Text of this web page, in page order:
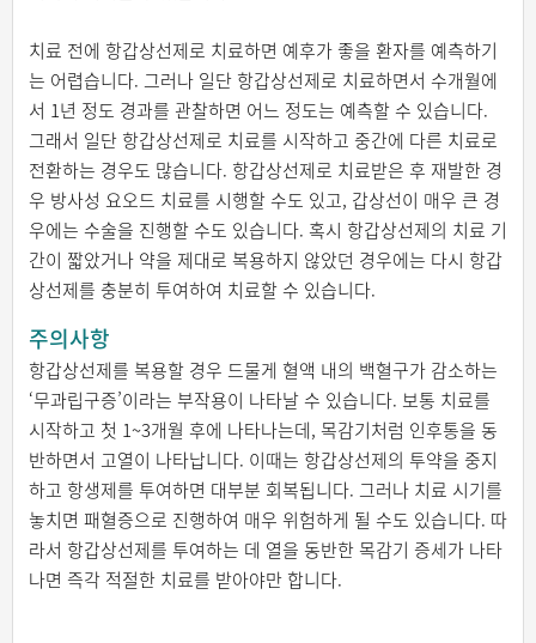
치료 전에 항갑상선제로 치료하면 예후가 좋을 환자를 예측하기
는 어렵습니다. 그러나 일단 항갑상선제로 치료하면서 수개월에
서 1년 정도 경과를 관찰하면 어느 정도는 예측할 수 있습니다.
그래서 일단 항갑상선제로 치료를 시작하고 중간에 다른 치료로
전환하는 경우도 많습니다. 항갑상선제로 치료받은 후 재발한 경
우 방사성 요오드 치료를 시행할 수도 있고, 갑상선이 매우 큰 경
우에는 수술을 진행할 수도 있습니다. 혹시 항갑상선제의 치료 기
간이 짧았거나 약을 제대로 복용하지 않았던 경우에는 다시 항갑
상선제를 충분히 투여하여 치료할 수 있습니다.
주의사항
항갑상선제를 복용할 경우 드물게 혈액 내의 백혈구가 감소하는
‘무과립구증’이라는 부작용이 나타날 수 있습니다. 보통 치료를
시작하고 첫 1~3개월 후에 나타나는데, 목감기처럼 인후통을 동
반하면서 고열이 나타납니다. 이때는 항갑상선제의 투약을 중지
하고 항생제를 투여하면 대부분 회복됩니다. 그러나 치료 시기를
놓치면 패혈증으로 진행하여 매우 위험하게 될 수도 있습니다. 따
라서 항갑상선제를 투여하는 데 열을 동반한 목감기 증세가 나타
나면 즉각 적절한 치료를 받아야만 합니다.